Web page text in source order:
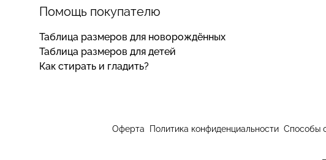
Помощь покупателю
Таблица размеров для новорождённых
Таблица размеров для детей
Как стирать и гладить?
Оферта Политика конфиденциальности Способы